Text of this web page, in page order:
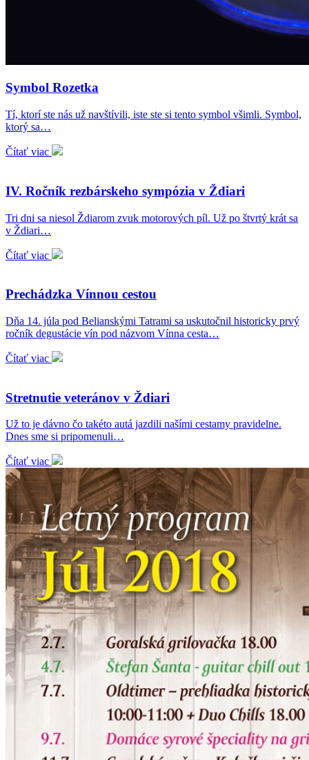
Symbol Rozetka
Tí, ktorí ste nás už navštívili, iste ste si tento symbol všimli. Symbol,
ktorý sa…
Čítať viac
IV. Ročník rezbárskeho sympózia v Ždiari
Tri dni sa niesol Ždiarom zvuk motorových píl. Už po štvrtý krát sa
v Ždiari…
Čítať viac
Prechádzka Vínnou cestou
Dňa 14. júla pod Belianskými Tatrami sa uskutočnil historicky prvý
ročník degustácie vín pod názvom Vínna cesta…
Čítať viac
Stretnutie veteránov v Ždiari
Už to je dávno čo takéto autá jazdili našími cestamy pravidelne.
Dnes sme si pripomenuli…
Čítať viac